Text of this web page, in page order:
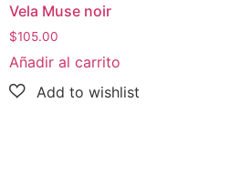
Vela Muse noir
$105.00
Añadir al carrito